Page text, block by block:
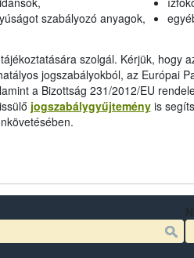
szabályozó anyagok,
szolgál. Kérjük, hogy
jogszabályokból, az Európai
a Bizottság 231/2012/EU
jogszabálygyűjteményis